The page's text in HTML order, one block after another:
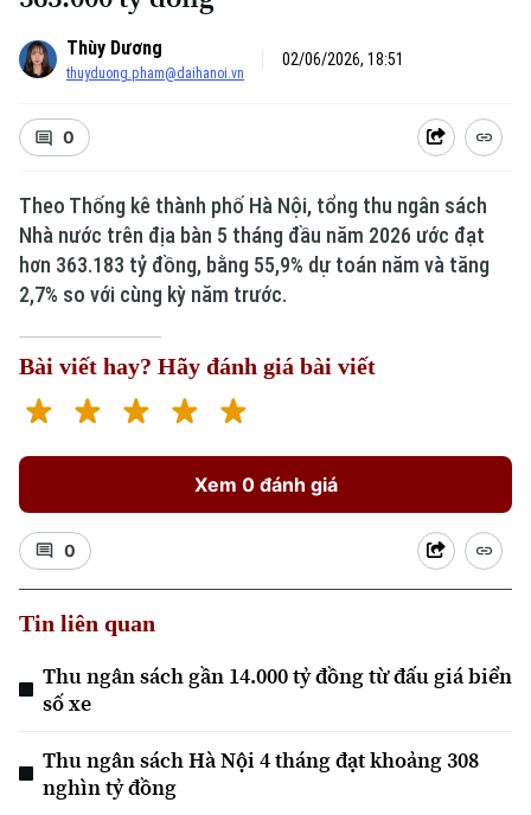
Xu hướng
Thùy Dương
thuyduong.pham@daihanoi.vn
02/06/2026, 18:51
0
Theo Thống kê thành phố Hà Nội, tổng thu ngân sách
Nhà nước trên địa bàn 5 tháng đầu năm 2026 ước đạt
hơn 363.183 tỷ đồng, bằng 55,9% dự toán năm và tăng
2,7% so với cùng kỳ năm trước.
Bài viết hay? Hãy đánh giá bài viết
Xem 0 đánh giá
0
Tin liên quan
Thu ngân sách gần 14.000 tỷ đồng từ đấu giá biển
số xe
Thu ngân sách Hà Nội 4 tháng đạt khoảng 308
nghìn tỷ đồng